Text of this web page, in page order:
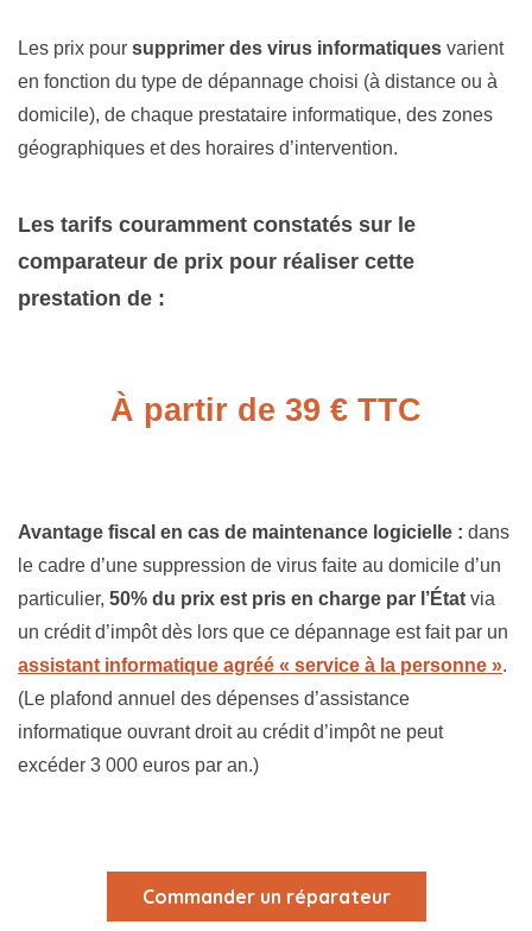
Les prix pour supprimer des virus informatiques varient
en fonction du type de dépannage choisi (à distance ou à
domicile), de chaque prestataire informatique, des zones
géographiques et des horaires d’intervention.
Les tarifs couramment constatés sur le
comparateur de prix pour réaliser cette
prestation de :
À partir de 39 € TTC
Avantage fiscal en cas de maintenance logicielle : dans
le cadre d’une suppression de virus faite au domicile d’un
particulier, 50% du prix est pris en charge par l’État via
un crédit d’impôt dès lors que ce dépannage est fait par un
assistant informatique agréé « service à la personne ».
(Le plafond annuel des dépenses d’assistance
informatique ouvrant droit au crédit d’impôt ne peut
excéder 3 000 euros par an.)
Commander un réparateur